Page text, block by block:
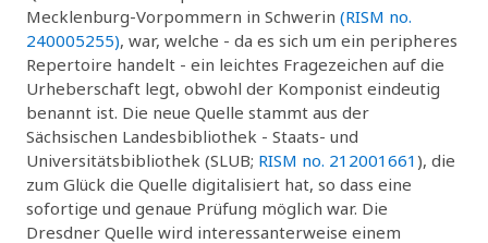
Mecklenburg-Vorpommern in Schwerin (RISM no.
240005255), war, welche - da es sich um ein peripheres
Repertoire handelt - ein leichtes Fragezeichen auf die
Urheberschaft legt, obwohl der Komponist eindeutig
benannt ist. Die neue Quelle stammt aus der
Sächsischen Landesbibliothek - Staats- und
Universitätsbibliothek (SLUB; RISM no. 212001661 ), die
zum Glück die Quelle digitalisiert hat, so dass eine
sofortige und genaue Prüfung möglich war. Die
Dresdner Quelle wird interessanterweise einem